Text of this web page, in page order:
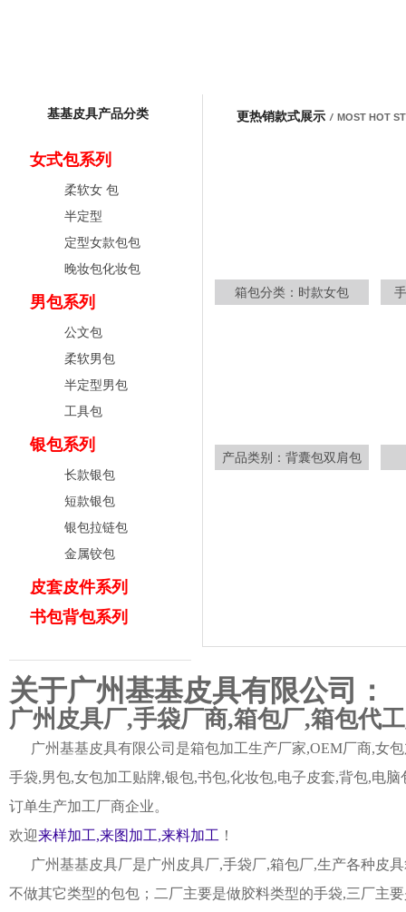
基基皮具产品分类
女式包系列
柔软女 包
半定型
定型女款包包
晚妆包化妆包
男包系列
公文包
柔软男包
半定型男包
工具包
银包系列
长款银包
短款银包
银包拉链包
金属铰包
皮套皮件系列
书包背包系列
更热销款式展示 / MOST HOT
箱包分类：时款女包
产品类别：背囊包双肩包
关于广州基基皮具有限公司：
广州皮具厂,手袋厂商,箱包厂,箱包代
广州基基皮具有限公司是箱包加工生产厂家,OEM厂商,女
手袋,男包,女包加工贴牌,银包,书包,化妆包,电子皮套,背包,电
订单生产加工厂商企业。
欢迎来样加工,来图加工,来料加工 ！
广州基基皮具厂是广州皮具厂,手袋厂,箱包厂,生产各种皮
不做其它类型的包包；二厂主要是做胶料类型的手袋,三厂主